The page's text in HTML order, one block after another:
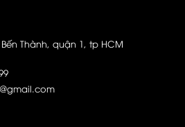
Thành, quận 1, tp HCM